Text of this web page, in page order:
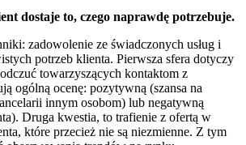
dostaje to, czego naprawdę potrzebuje.
zadowolenie ze świadczonych usług i
potrzeb klienta. Pierwsza sfera dotyczy
towarzyszących kontaktom z
ogólną ocenę: pozytywną (szansa na
innym osobom) lub negatywną
Druga kwestia, to trafienie z ofertą w
które przecież nie są niezmienne. Z tym